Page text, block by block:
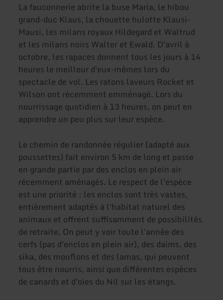
La fauconnerie abrite la buse Maria, le hibou
grand-duc Klaus, la chouette hulotte Klausi-
Mausi, les milans royaux Hildegard et Waltrud
et les milans noirs Walter et Ewald. D'avril à
octobre, les rapaces donnent tous les jours à 14
heures le meilleur d'eux-mêmes lors du
spectacle de vol. Les ratons laveurs Rocket et
Wilson ont récemment emménagé. Lors du
nourrissage quotidien à 13 heures, on peut en
apprendre un peu plus sur leur espèce.
Le chemin de randonnée régulier (adapté aux
poussettes) fait environ 5 km de long et passe
en grande partie par des enclos en plein air
récemment aménagés. Le respect de l'espèce
est une priorité : les enclos sont très vastes,
entièrement adaptés à l'habitat naturel des
animaux et offrent suffisamment de possibilités
de retraite. On peut y voir toute l'année des
cerfs (pas d'enclos en plein air), des daims, des
sika, des mouflons et des lamas, qui peuvent
tous être nourris, ainsi que différentes espèces
de canards et d'oies du Nil sur les étangs.